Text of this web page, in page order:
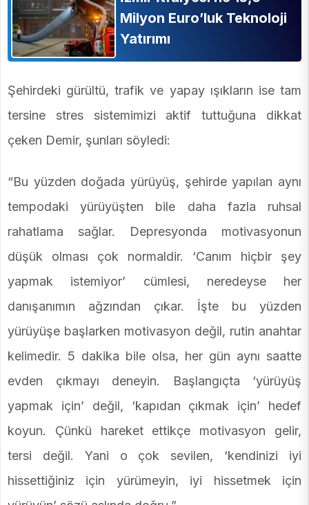
Milyon Euro’luk Teknoloji
Yatırımı
Şehirdeki gürültü, trafik ve yapay ışıkların ise tam
tersine stres sistemimizi aktif tuttuğuna dikkat
çeken Demir, şunları söyledi:
“Bu yüzden doğada yürüyüş, şehirde yapılan aynı
tempodaki yürüyüşten bile daha fazla ruhsal
rahatlama sağlar. Depresyonda motivasyonun
düşük olması çok normaldir. ‘Canım hiçbir şey
yapmak istemiyor’ cümlesi, neredeyse her
danışanımın ağzından çıkar. İşte bu yüzden
yürüyüşe başlarken motivasyon değil, rutin anahtar
kelimedir. 5 dakika bile olsa, her gün aynı saatte
evden çıkmayı deneyin. Başlangıçta ‘yürüyüş
yapmak için’ değil, ‘kapıdan çıkmak için’ hedef
koyun. Çünkü hareket ettikçe motivasyon gelir,
tersi değil. Yani o çok sevilen, ‘kendinizi iyi
hissettiğiniz için yürümeyin, iyi hissetmek için